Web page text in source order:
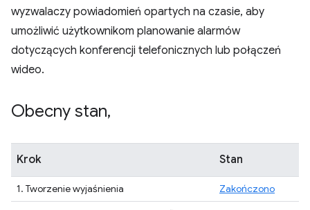
wyzwalaczy powiadomień opartych na czasie, aby
umożliwić użytkownikom planowanie alarmów
dotyczących konferencji telefonicznych lub połączeń
wideo.
Obecny stan,
Krok Stan
1. Tworzenie wyjaśnienia
Zakończono